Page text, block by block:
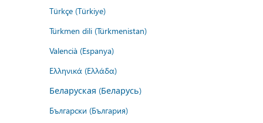
Türkçe (Türkiye)
Türkmen dili (Türkmenistan)
Valencià (Espanya)
Ελληνικά (Ελλάδα)
Беларуская (Беларусь)
Български (България)